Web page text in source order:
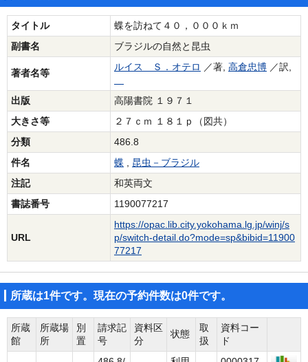
タイトル
蝶を訪ねて４０，０００ｋｍ
副書名
ブラジルの自然と昆虫
著者名等
ルイス Ｓ．オテロ ／著, 高倉忠博 ／訳,
出版
高陽書院 １９７１
大きさ等
２７ｃｍ １８１ｐ（図共）
分類
486.8
件名
蝶 , 昆虫－ブラジル
注記
和英両文
書誌番号
1190077217
URL
https://opac.lib.city.yokohama.lg.jp/winj/s
p/switch-detail.do?mode=sp&bibid=11900
77217
所蔵は1件です。現在の予約件数は0件です。
所蔵
館
所蔵場
所
別
置
請求記
号
資料区
分
状態
取
扱
資料コー
ド